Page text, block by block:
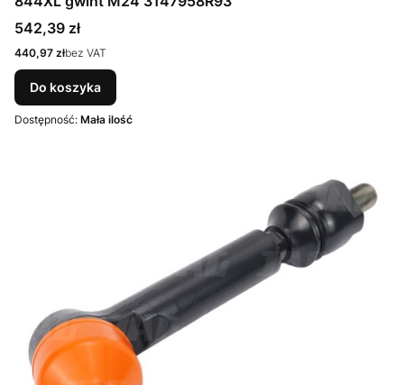
Cena
542,39 zł
Cena
440,97 złbez VAT
Do koszyka
Dostępność: Mała ilość